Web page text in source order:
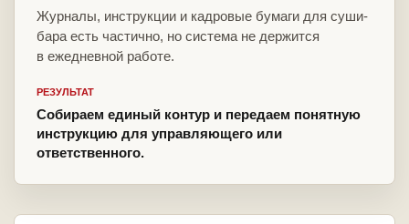
Журналы, инструкции и кадровые бумаги для суши-
бара есть частично, но система не держится
в ежедневной работе.
РЕЗУЛЬТАТ
Собираем единый контур и передаем понятную
инструкцию для управляющего или
ответственного.